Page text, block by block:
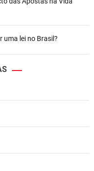
uma lei no Brasil?